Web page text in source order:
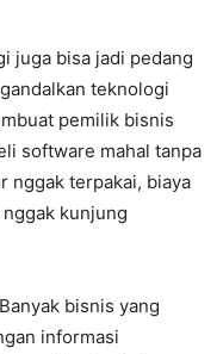
juga bisa jadi pedang
teknologi
pemilik bisnis
software mahal tanpa
nggak terpakai, biaya
kunjung
bisnis yang
informasi